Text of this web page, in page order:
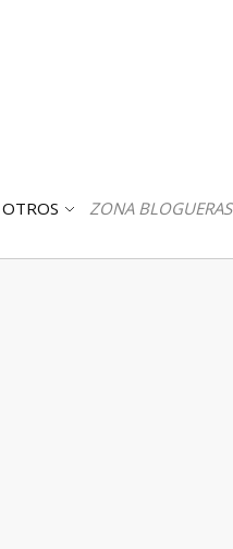
ABRIR
OTROS ZONA BLOGUERAS